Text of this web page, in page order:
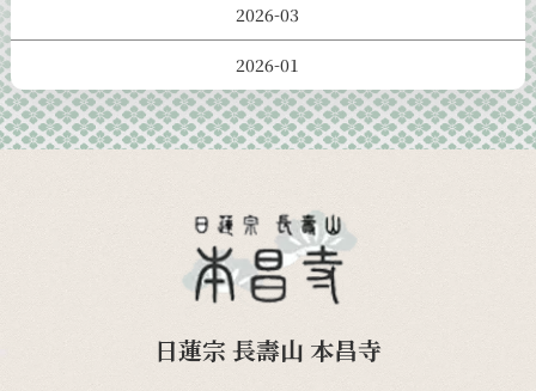
2026-03
2026-01
日蓮宗 長壽山 本昌寺